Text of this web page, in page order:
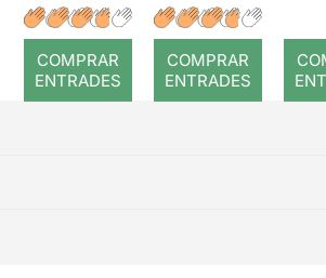
COMPRAR
ENTRADES
COMPRAR
ENTRADES